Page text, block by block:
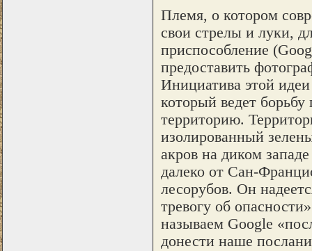
Племя, о котором
свои стрелы и луки,
приспособление
предоставить
Инициатива этой
который ведет
территорию.
изолированный
акров на диком
далеко от Сан-
лесорубов. Он
тревогу об
называем Google
донести наше